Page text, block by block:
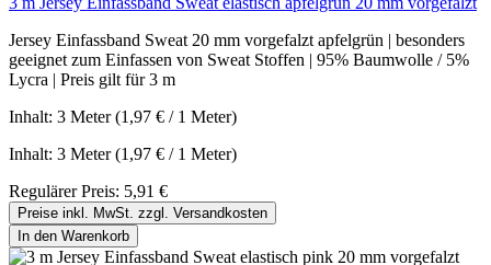
Jersey Einfassband Sweat 20 mm vorgefalzt apfelgrün | besonders
geeignet zum Einfassen von Sweat Stoffen | 95% Baumwolle / 5%
Lycra | Preis gilt für 3 m
Inhalt: 3 Meter (1,97 € / 1 Meter)
Inhalt: 3 Meter(1,97 € / 1 Meter)
Regulärer Preis: 5,91 €
Preise inkl. MwSt. zzgl. Versandkosten
In den Warenkorb